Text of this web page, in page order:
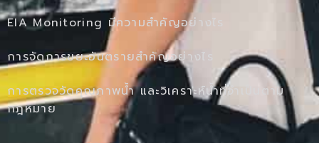
EIA Monitoring มีความสำคัญอย่างไร
การจัดการขยะอันตรายสำคัญอย่างไร
การตรวจวัดคุณภาพน้ำ และวิเคราะห์น้ำที่จำเป็นตาม
กฎหมาย